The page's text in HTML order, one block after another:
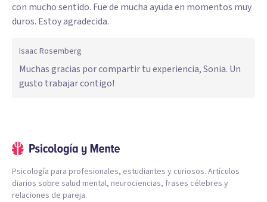
con mucho sentido. Fue de mucha ayuda en momentos muy
duros. Estoy agradecida.
Isaac Rosemberg
Muchas gracias por compartir tu experiencia, Sonia. Un
gusto trabajar contigo!
Psicología para profesionales, estudiantes y curiosos. Artículos
diarios sobre salud mental, neurociencias, frases célebres y
relaciones de pareja.